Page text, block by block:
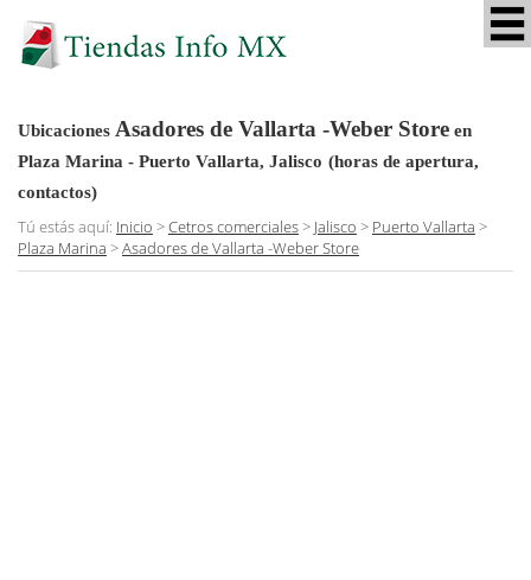
Ubicaciones Asadores de Vallarta -Weber Store en
Plaza Marina - Puerto Vallarta, Jalisco (horas de apertura,
contactos)
Tú estás aquí: Inicio >Cetros comerciales> Jalisco > Puerto Vallarta >
Plaza Marina >Asadores de Vallarta -Weber Store